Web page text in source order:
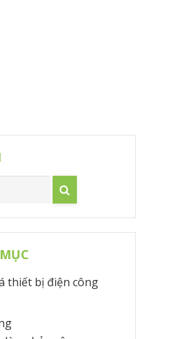
thiết bị điện công